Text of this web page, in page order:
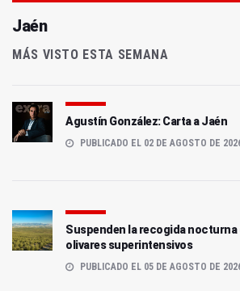
Jaén
MÁS VISTO ESTA SEMANA
Agustín González: Carta a Jaén
PUBLICADO EL 02 DE AGOSTO DE
Suspenden la recogida nocturna
olivares superintensivos
PUBLICADO EL 05 DE AGOSTO DE